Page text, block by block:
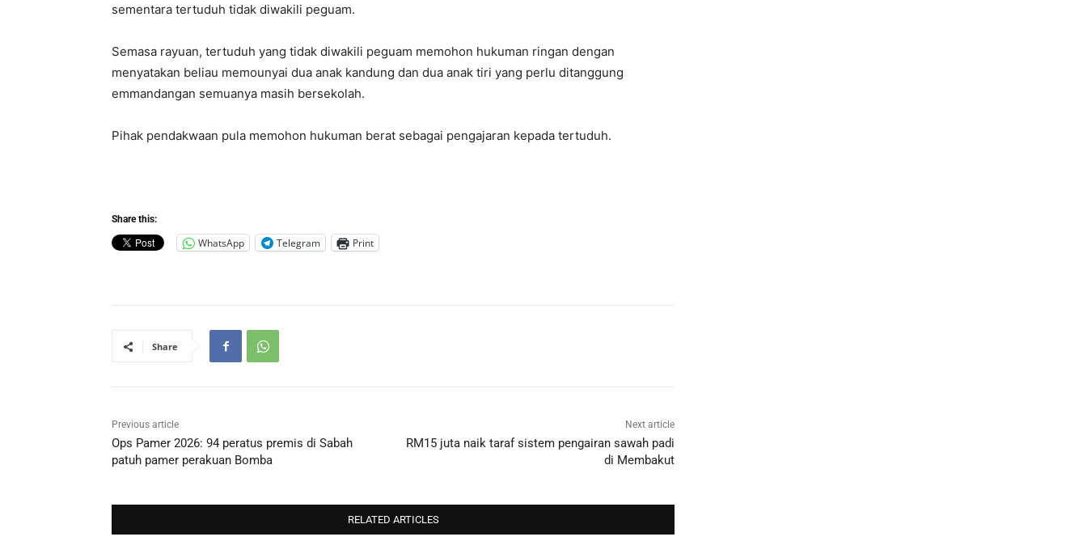
sementara tertuduh tidak diwakili peguam.
Semasa rayuan, tertuduh yang tidak diwakili peguam memohon hukuman ringan dengan
menyatakan beliau memounyai dua anak kandung dan dua anak tiri yang perlu ditanggung
emmandangan semuanya masih bersekolah.
Pihak pendakwaan pula memohon hukuman berat sebagai pengajaran kepada tertuduh.
Share this:
WhatsApp Telegram Print
Share
Previous article
Ops Pamer 2026: 94 peratus premis di Sabah
patuh pamer perakuan Bomba
Next article
RM15 juta naik taraf sistem pengairan sawah padi
di Membakut
RELATED ARTICLES